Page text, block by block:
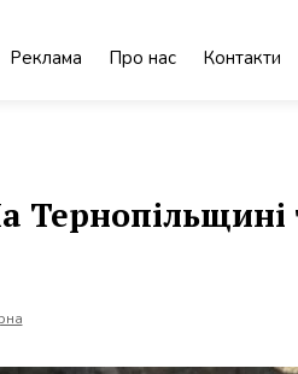
Реклама Про нас Контакти